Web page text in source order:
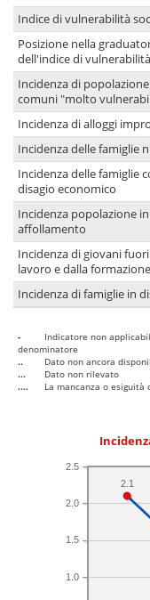
Indice di vulnerabilità
Posizione nella
dell'indice di vulnerabilità
Incidenza di
comuni "molto
Incidenza di alloggi
Incidenza delle famiglie
Incidenza delle famiglie
disagio economico
Incidenza popolazione
affollamento
Incidenza di giovani
lavoro e dalla formazione
Incidenza di famiglie in
-
Indicatore non
denominatore
..
Dato non ancora
...
Dato non rilevato
....
La mancanza o
1.0
1.5
2.0
2.5
2.1